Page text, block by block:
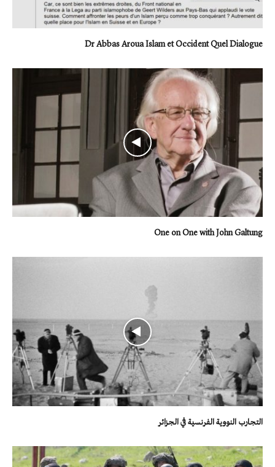
Dr Abbas Aroua Islam et Occident Quel Dialogue
One on One with John Galtung
التجارب النووية الفرنسية في الجزائر